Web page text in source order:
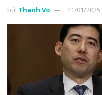
bởi Thanh Vo 21/01/2025